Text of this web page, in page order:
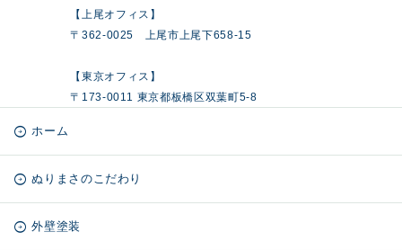
【上尾オフィス】
〒362-0025 上尾市上尾下658-15
【東京オフィス】
〒173-0011 東京都板橋区双葉町5-8
ホーム
ぬりまさのこだわり
外壁塗装